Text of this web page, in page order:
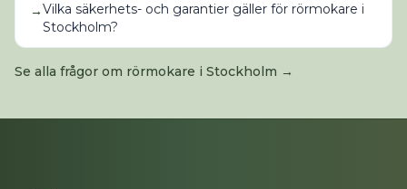
→Vilka säkerhets- och garantier gäller för rörmokare i
Stockholm?
Se alla frågor om rörmokare i Stockholm →